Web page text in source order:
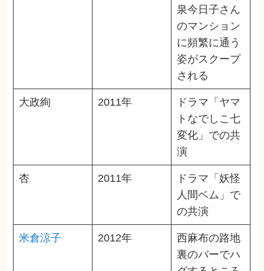
泉今日子さん
のマンション
に頻繁に通う
姿がスクープ
される
大政絢 2011年
ドラマ「ヤマ
トなでしこ七
変化」での共
演
杏 2011年
ドラマ「妖怪
人間ベム」で
の共演
米倉涼子 2012年
西麻布の路地
裏のバーでハ